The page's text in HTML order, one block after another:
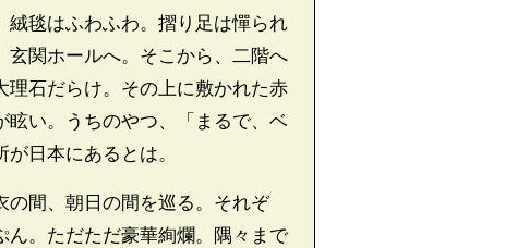
絨毯はふわふわ。摺り足は憚られ
玄関ホールへ。そこから、二階へ
石だらけ。その上に敷かれた赤
い。うちのやつ、「まるで、ベ
日本にあるとは。
の間、朝日の間を巡る。それぞ
。ただただ豪華絢爛。隅々まで